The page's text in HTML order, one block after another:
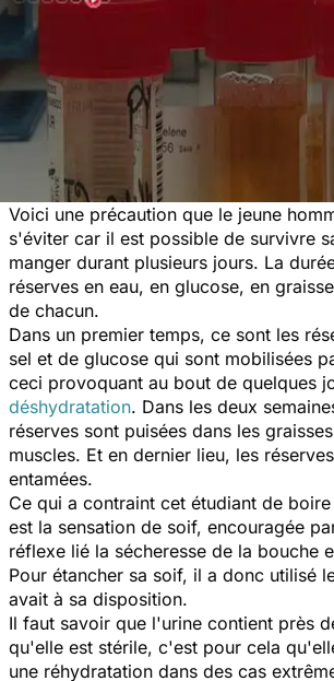
Voici une précaution que le jeune
s'éviter car il est possible de survivre
manger durant plusieurs jours. La
réserves en eau, en glucose, en
de chacun.
Dans un premier temps, ce sont les
sel et de glucose qui sont mobilisées
ceci provoquant au bout de quelques
déshydratation. Dans les deux
réserves sont puisées dans les
muscles. Et en dernier lieu, les
entamées.
Ce qui a contraint cet étudiant de
est la sensation de soif, encouragée
réflexe lié la sécheresse de la bouche
Pour étancher sa soif, il a donc utilisé
avait à sa disposition.
Il faut savoir que l'urine contient près
qu'elle est stérile, c'est pour cela
une réhydratation dans des cas